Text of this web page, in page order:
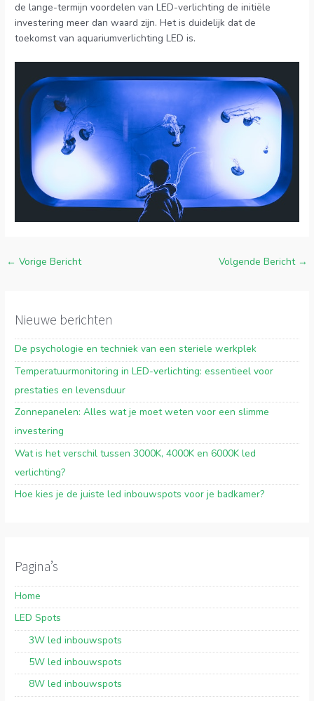
Nieuwe berichten
De psychologie en techniek van een steriele werkplek
Temperatuurmonitoring in LED-verlichting: essentieel voor
prestaties en levensduur
Zonnepanelen: Alles wat je moet weten voor een slimme
investering
Wat is het verschil tussen 3000K, 4000K en 6000K led
verlichting?
Hoe kies je de juiste led inbouwspots voor je badkamer?
Pagina’s
Home
LED Spots
3W led inbouwspots
5W led inbouwspots
8W led inbouwspots
de lange-termijn voordelen van LED-verlichting de initiële
investering meer dan waard zijn. Het is duidelijk dat de
toekomst van aquariumverlichting LED is.
← Vorige Bericht Volgende Bericht →